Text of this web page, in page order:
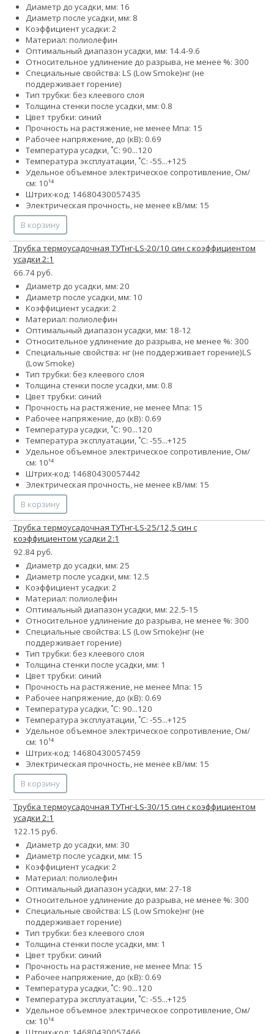
Диаметр до усадки, мм: 16
Диаметр после усадки, мм: 8
Коэффициент усадки: 2
Материал: полиолефин
Оптимальный диапазон усадки, мм: 14.4-9.6
Относительное удлинение до разрыва, не менее %: 300
Специальные свойства: LS (Low Smoke)нг (не
поддерживает горение)
Тип трубки: без клеевого слоя
Толщина стенки после усадки, мм: 0.8
Цвет трубки: синий
Прочность на растяжение, не менее Мпа: 15
Рабочее напряжение, до (кВ): 0.69
Температура усадки, ˚С: 90...120
Температура эксплуатации, ˚С: -55...+125
Удельное объемное электрическое сопротивление, Ом/
см: 10¹⁴
Штрих-код: 14680430057435
Электрическая прочность, не менее кВ/мм: 15
В корзину
Трубка термоусадочная ТУТнг-LS-20/10 син с коэффициентом
усадки 2:1
66.74 руб.
Диаметр до усадки, мм: 20
Диаметр после усадки, мм: 10
Коэффициент усадки: 2
Материал: полиолефин
Оптимальный диапазон усадки, мм: 18-12
Относительное удлинение до разрыва, не менее %: 300
Специальные свойства: нг (не поддерживает горение)LS
(Low Smoke)
Тип трубки: без клеевого слоя
Толщина стенки после усадки, мм: 0.8
Цвет трубки: синий
Прочность на растяжение, не менее Мпа: 15
Рабочее напряжение, до (кВ): 0.69
Температура усадки, ˚С: 90...120
Температура эксплуатации, ˚С: -55...+125
Удельное объемное электрическое сопротивление, Ом/
см: 10¹⁴
Штрих-код: 14680430057442
Электрическая прочность, не менее кВ/мм: 15
В корзину
Трубка термоусадочная ТУТнг-LS-25/12,5 син с
коэффициентом усадки 2:1
92.84 руб.
Диаметр до усадки, мм: 25
Диаметр после усадки, мм: 12.5
Коэффициент усадки: 2
Материал: полиолефин
Оптимальный диапазон усадки, мм: 22.5-15
Относительное удлинение до разрыва, не менее %: 300
Специальные свойства: LS (Low Smoke)нг (не
поддерживает горение)
Тип трубки: без клеевого слоя
Толщина стенки после усадки, мм: 1
Цвет трубки: синий
Прочность на растяжение, не менее Мпа: 15
Рабочее напряжение, до (кВ): 0.69
Температура усадки, ˚С: 90...120
Температура эксплуатации, ˚С: -55...+125
Удельное объемное электрическое сопротивление, Ом/
см: 10¹⁴
Штрих-код: 14680430057459
Электрическая прочность, не менее кВ/мм: 15
В корзину
Трубка термоусадочная ТУТнг-LS-30/15 син с коэффициентом
усадки 2:1
122.15 руб.
Диаметр до усадки, мм: 30
Диаметр после усадки, мм: 15
Коэффициент усадки: 2
Материал: полиолефин
Оптимальный диапазон усадки, мм: 27-18
Относительное удлинение до разрыва, не менее %: 300
Специальные свойства: LS (Low Smoke)нг (не
поддерживает горение)
Тип трубки: без клеевого слоя
Толщина стенки после усадки, мм: 1
Цвет трубки: синий
Прочность на растяжение, не менее Мпа: 15
Рабочее напряжение, до (кВ): 0.69
Температура усадки, ˚С: 90...120
Температура эксплуатации, ˚С: -55...+125
Удельное объемное электрическое сопротивление, Ом/
см: 10¹⁴